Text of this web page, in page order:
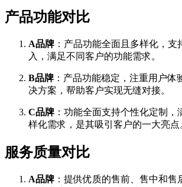
产品功能对比
A品牌 ：产品功能全面且多样化，
入，满足不同客户的功能需求。
B品牌 ：产品功能稳定，注重用户体
决方案，帮助客户实现无缝对接。
C品牌 ：功能全面支持个性化定制，
样化需求，是其吸引客户的一大亮点
服务质量对比
A品牌 ：提供优质的售前、售中和售